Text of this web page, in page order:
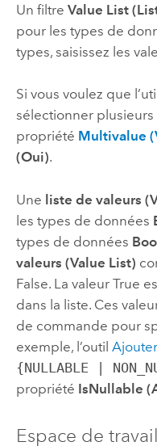
Un filtre Value List
pour les types de
types, saisissez les
Si vous voulez que
sélectionner plusieurs
propriété Multivalue
(Oui).
Une liste de valeurs
les types de données
types de données
valeurs (Value List)
False. La valeur True
dans la liste. Ces
de commande pour
exemple, l’outil
{NULLABLE |
propriété IsNullable
Espace de travail